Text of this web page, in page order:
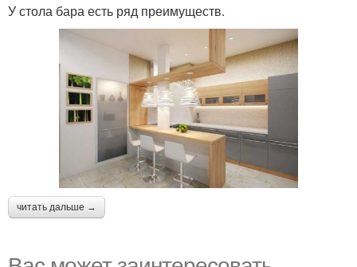
У стола бара есть ряд преимуществ.
читать дальше →